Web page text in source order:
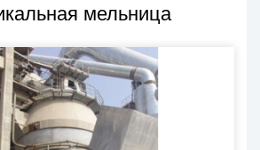
мельница